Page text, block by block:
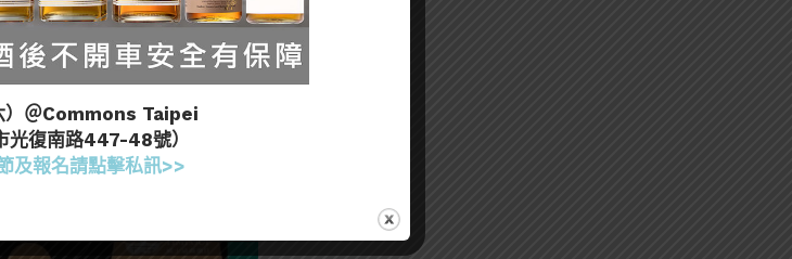
）＠Commons Taipei
光復南路447-48號）
及報名請點擊私訊>>